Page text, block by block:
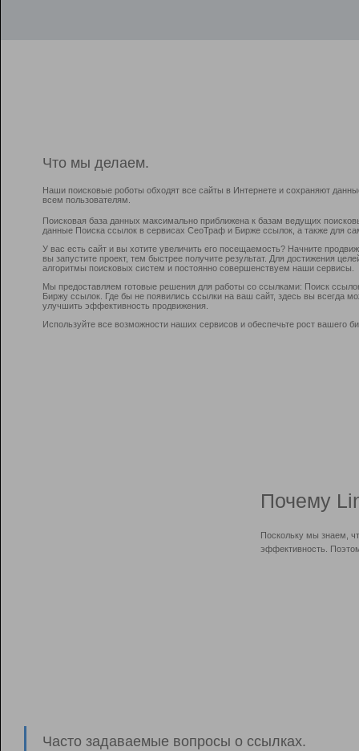
Что мы делаем.
Наши поисковые роботы обходят все сайты в Интернете и сохраняют
всем пользователям.
Поисковая база данных максимально приближена к базам ведущих
данные Поиска ссылок в сервисах СеоТраф и Бирже ссылок, а также для
У вас есть сайт и вы хотите увеличить его посещаемость? Начните
вы запустите проект, тем быстрее получите результат. Для достижения
алгоритмы поисковых систем и постоянно совершенствуем наши сервисы.
Мы предоставляем готовые решения для работы со ссылками: Поиск
Биржу ссылок. Где бы не появились ссылки на ваш сайт, здесь вы всегда
улучшить эффективность продвижения.
Используйте все возможности наших сервисов и обеспечьте рост вашего
Почему
Поскольку мы знаем,
эффективность.
Часто задаваемые вопросы о ссылках.